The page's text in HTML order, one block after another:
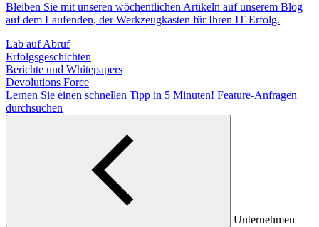
Bleiben Sie mit unseren wöchentlichen Artikeln auf unserem Blog
auf dem Laufenden, der Werkzeugkasten für Ihren IT-Erfolg.
Lab auf Abruf
Erfolgsgeschichten
Berichte und Whitepapers
Devolutions Force
Lernen Sie einen schnellen Tipp in 5 Minuten! Feature-Anfragen
durchsuchen
Unternehmen